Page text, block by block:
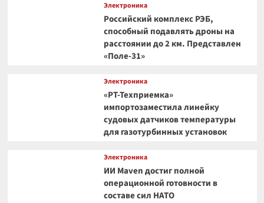
Электроника
Российский комплекс РЭБ,
способный подавлять дроны на
расстоянии до 2 км. Представлен
«Поле-31»
Электроника
«РТ-Техприемка»
импортозаместила линейку
судовых датчиков температуры
для газотурбинных установок
Электроника
ИИ Maven достиг полной
операционной готовности в
составе сил НАТО